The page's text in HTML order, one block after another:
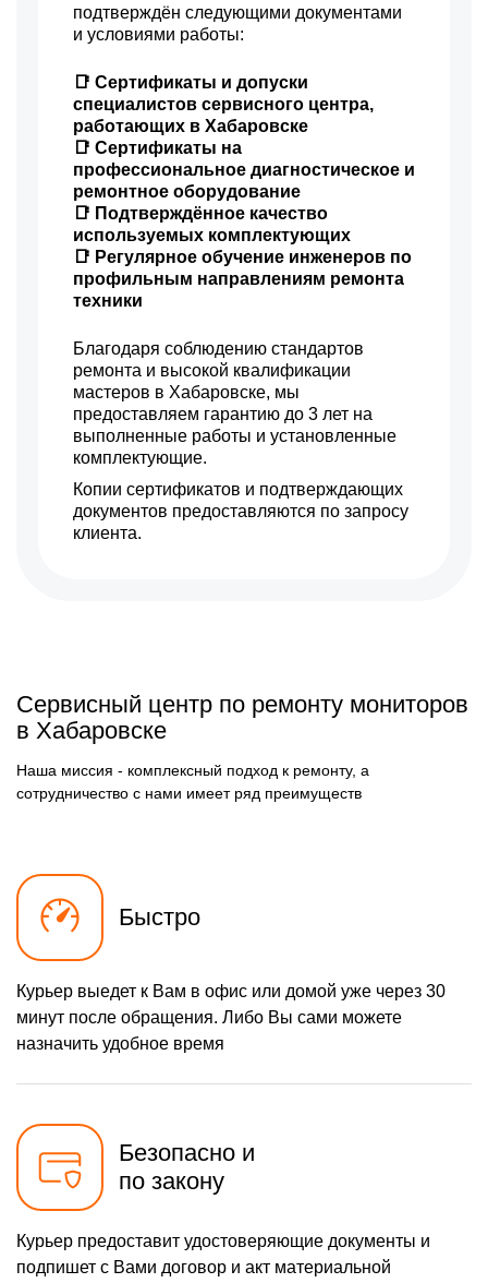
подтверждён следующими документами
и условиями работы:
📑 Сертификаты и допуски
специалистов сервисного центра,
работающих в Хабаровске
📑 Сертификаты на
профессиональное диагностическое и
ремонтное оборудование
📑 Подтверждённое качество
используемых комплектующих
📑 Регулярное обучение инженеров по
профильным направлениям ремонта
техники
Благодаря соблюдению стандартов
ремонта и высокой квалификации
мастеров в Хабаровске, мы
предоставляем гарантию до 3 лет на
выполненные работы и установленные
комплектующие.
Копии сертификатов и подтверждающих
документов предоставляются по запросу
клиента.
Сервисный центр по ремонту мониторов
в Хабаровске
Наша миссия - комплексный подход к ремонту, а
сотрудничество с нами имеет ряд преимуществ
Быстро
Курьер выедет к Вам в офис или домой уже через 30
минут после обращения. Либо Вы сами можете
назначить удобное время
Безопасно и
по закону
Курьер предоставит удостоверяющие документы и
подпишет с Вами договор и акт материальной